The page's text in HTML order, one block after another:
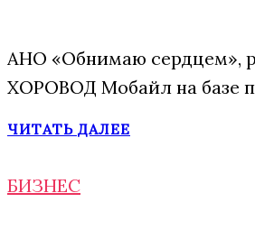
АНО «Обнимаю сердцем»,
ХОРОВОД Мобайл на базе
ЧИТАТЬ ДАЛЕЕ
БИЗНЕС